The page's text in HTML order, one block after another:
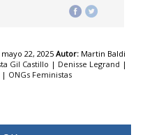
mayo 22, 2025 Autor: Martin Baldi
Gil Castillo | Denisse Legrand |
| ONGs Feministas